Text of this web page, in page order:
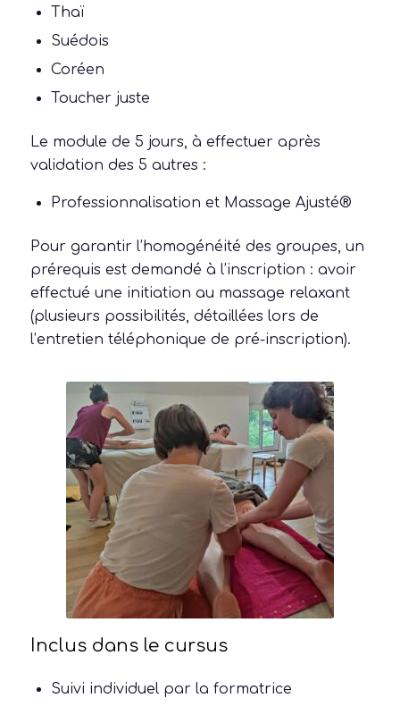
Thaï
Suédois
Coréen
Toucher juste
Le module de 5 jours, à effectuer après
validation des 5 autres :
Professionnalisation et Massage Ajusté®
Pour garantir l’homogénéité des groupes, un
prérequis est demandé à l’inscription : avoir
effectué une initiation au massage relaxant
(plusieurs possibilités, détaillées lors de
l’entretien téléphonique de pré-inscription).
Inclus dans le cursus
Suivi individuel par la formatrice